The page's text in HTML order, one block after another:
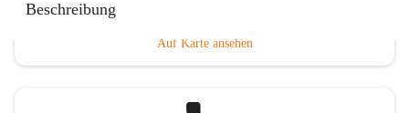
Beschreibung
Auf Karte ansehen